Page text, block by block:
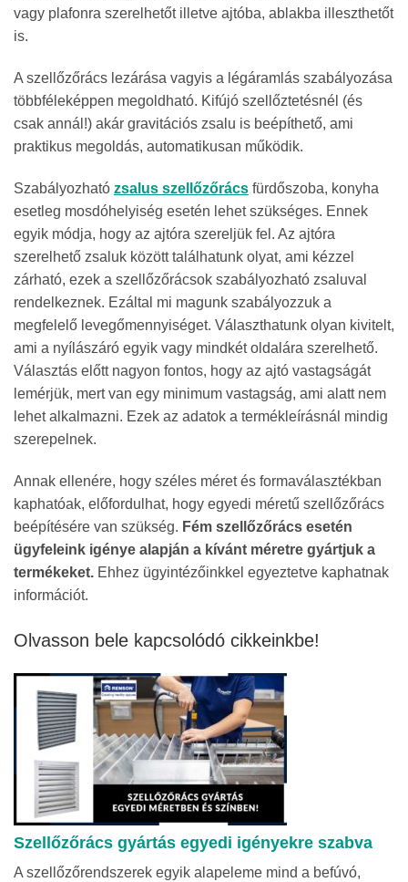
vagy plafonra szerelhetőt illetve ajtóba, ablakba illeszthetőt
is.
A szellőzőrács lezárása vagyis a légáramlás szabályozása
többféleképpen megoldható. Kifújó szellőztetésnél (és
csak annál!) akár gravitációs zsalu is beépíthető, ami
praktikus megoldás, automatikusan működik.
Szabályozható zsalus szellőzőrács fürdőszoba, konyha
esetleg mosdóhelyiség esetén lehet szükséges. Ennek
egyik módja, hogy az ajtóra szereljük fel. Az ajtóra
szerelhető zsaluk között találhatunk olyat, ami kézzel
zárható, ezek a szellőzőrácsok szabályozható zsaluval
rendelkeznek. Ezáltal mi magunk szabályozzuk a
megfelelő levegőmennyiséget. Választhatunk olyan kivitelt,
ami a nyílászáró egyik vagy mindkét oldalára szerelhető.
Választás előtt nagyon fontos, hogy az ajtó vastagságát
lemérjük, mert van egy minimum vastagság, ami alatt nem
lehet alkalmazni. Ezek az adatok a termékleírásnál mindig
szerepelnek.
Annak ellenére, hogy széles méret és formaválasztékban
kaphatóak, előfordulhat, hogy egyedi méretű szellőzőrács
beépítésére van szükség. Fém szellőzőrács esetén
ügyfeleink igénye alapján a kívánt méretre gyártjuk a
termékeket. Ehhez ügyintézőinkkel egyeztetve kaphatnak
információt.
Olvasson bele kapcsolódó cikkeinkbe!
Szellőzőrács gyártás egyedi igényekre szabva
A szellőzőrendszerek egyik alapeleme mind a befúvó,